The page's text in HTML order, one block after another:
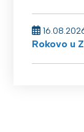
Rokovo u